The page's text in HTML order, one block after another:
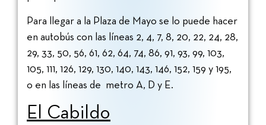
Para llegar a la Plaza de Mayo se lo puede hacer
en autobús con las líneas 2, 4, 7, 8, 20, 22, 24, 28,
29, 33, 50, 56, 61, 62, 64, 74, 86, 91, 93, 99, 103,
105, 111, 126, 129, 130, 140, 143, 146, 152, 159 y 195,
o en las líneas de metro A, D y E.
El Cabildo